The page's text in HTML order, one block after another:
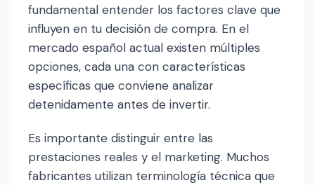
fundamental entender los factores clave que
influyen en tu decisión de compra. En el
mercado español actual existen múltiples
opciones, cada una con características
específicas que conviene analizar
detenidamente antes de invertir.
Es importante distinguir entre las
prestaciones reales y el marketing. Muchos
fabricantes utilizan terminología técnica que